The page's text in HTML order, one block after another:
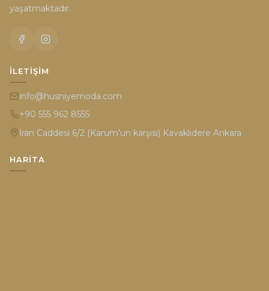
yaşatmaktadır.
İLETIŞIM
info@husniyemoda.com
+90 555 962 8555
İran Caddesi 6/2 (Karum'un karşısı) Kavaklıdere Ankara
HARITA